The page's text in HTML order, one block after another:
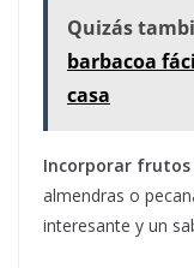
Quizás
barbacoa
casa
Incorporar frutos
almendras o
interesante y un